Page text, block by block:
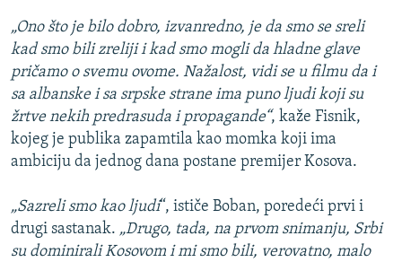
„Ono što je bilo dobro, izvanredno, je da smo se sreli
kad smo bili zreliji i kad smo mogli da hladne glave
pričamo o svemu ovome. Nažalost, vidi se u filmu da i
sa albanske i sa srpske strane ima puno ljudi koji su
žrtve nekih predrasuda i propagande“, kaže Fisnik,
kojeg je publika zapamtila kao momka koji ima
ambiciju da jednog dana postane premijer Kosova.
„Sazreli smo kao ljudi“, ističe Boban, poredeći prvi i
drugi sastanak. „Drugo, tada, na prvom snimanju, Srbi
su dominirali Kosovom i mi smo bili, verovatno, malo